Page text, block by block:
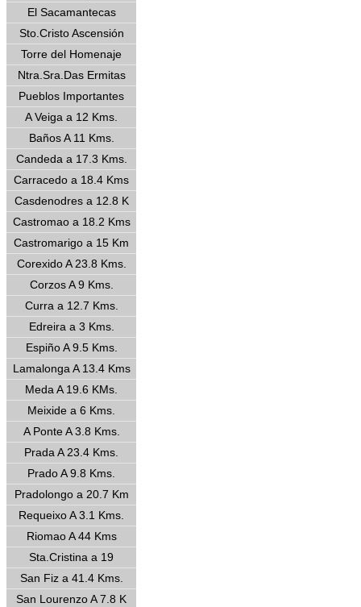
El Sacamantecas
Sto.Cristo Ascensión
Torre del Homenaje
Ntra.Sra.Das Ermitas
Pueblos Importantes
A Veiga a 12 Kms.
Baños A 11 Kms.
Candeda a 17.3 Kms.
Carracedo a 18.4 Kms
Casdenodres a 12.8 K
Castromao a 18.2 Kms
Castromarigo a 15 Km
Corexido A 23.8 Kms.
Corzos A 9 Kms.
Curra a 12.7 Kms.
Edreira a 3 Kms.
Espiño A 9.5 Kms.
Lamalonga A 13.4 Kms
Meda A 19.6 KMs.
Meixide a 6 Kms.
A Ponte A 3.8 Kms.
Prada A 23.4 Kms.
Prado A 9.8 Kms.
Pradolongo a 20.7 Km
Requeixo A 3.1 Kms.
Riomao A 44 Kms
Sta.Cristina a 19
San Fiz a 41.4 Kms.
San Lourenzo A 7.8 K